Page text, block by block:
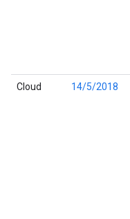
Cloud 14/5/2018